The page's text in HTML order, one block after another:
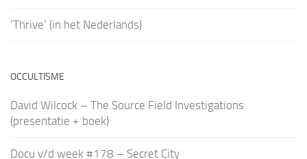
‘Thrive’ (in het Nederlands)
OCCULTISME
David Wilcock – The Source Field Investigations
(presentatie + boek)
Docu v/d week #178 – Secret City